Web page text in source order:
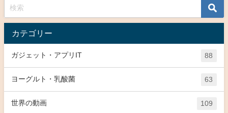
カテゴリー
ガジェット・アプリIT 88
ヨーグルト・乳酸菌 63
世界の動画 109